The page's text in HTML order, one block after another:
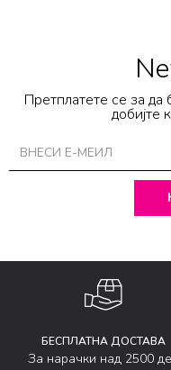
Претплатете се за да
добијте
БЕСПЛАТНА ДОСТАВА
За нарачки над 2500